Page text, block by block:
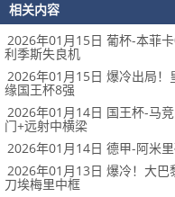
相关内容
2026年01月15日 葡杯-本菲
利季斯失良机
2026年01月15日 爆冷出局
缘国王杯8强
2026年01月14日 国王杯-马
门+远射中横梁
2026年01月14日 德甲-阿米
2026年01月13日 爆冷！大巴
刀埃梅里中框